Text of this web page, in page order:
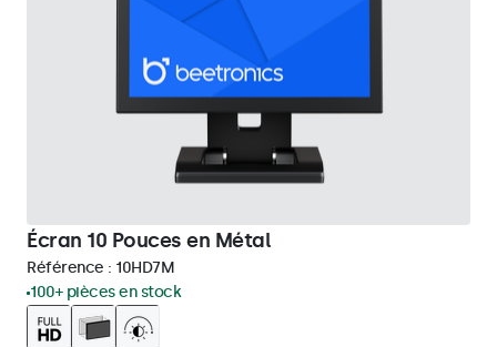
Écran 10 Pouces en Métal
Référence : 10HD7M
100+ pièces en stock